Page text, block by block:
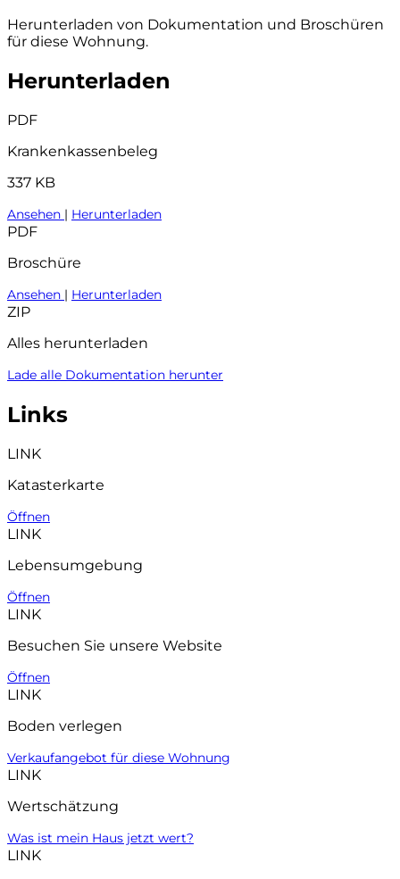
Herunterladen von Dokumentation und Broschüren
für diese Wohnung.
Herunterladen
PDF
Krankenkassenbeleg
337 KB
Ansehen | Herunterladen
PDF
Broschüre
Ansehen | Herunterladen
ZIP
Alles herunterladen
Lade alle Dokumentation herunter
Links
LINK
Katasterkarte
Öffnen
LINK
Lebensumgebung
Öffnen
LINK
Besuchen Sie unsere Website
Öffnen
LINK
Boden verlegen
Verkaufangebot für diese Wohnung
LINK
Wertschätzung
Was ist mein Haus jetzt wert?
LINK